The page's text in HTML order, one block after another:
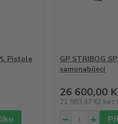
Pistole
GP STRIBOG
samonabíjecí
26 600,00
21 983,47 Kč bez